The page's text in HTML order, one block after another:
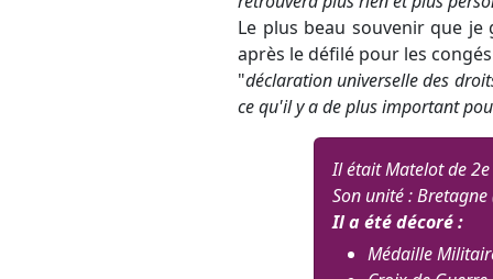
Le plus beau souvenir que
après le défilé pour les
"déclaration universelle des
ce qu'il y a de plus important
Il était Matelot de 2e
Son unité : Bretagne
Il a été décoré :
Médaille